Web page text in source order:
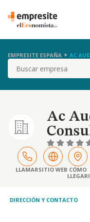
EMPRESITE ESPAÑA AC
Buscar
Ac
LLAMARSITIO WEB CÓMO
LLEGAR
DIRECCIÓN Y CONTACTO